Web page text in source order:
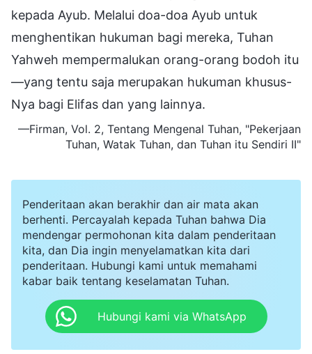
kepada Ayub. Melalui doa-doa Ayub untuk
menghentikan hukuman bagi mereka, Tuhan
Yahweh mempermalukan orang-orang bodoh itu
—yang tentu saja merupakan hukuman khusus-
Nya bagi Elifas dan yang lainnya.
—Firman, Vol. 2, Tentang Mengenal Tuhan, "Pekerjaan
Tuhan, Watak Tuhan, dan Tuhan itu Sendiri II"
Penderitaan akan berakhir dan air mata akan
berhenti. Percayalah kepada Tuhan bahwa Dia
mendengar permohonan kita dalam penderitaan
kita, dan Dia ingin menyelamatkan kita dari
penderitaan. Hubungi kami untuk memahami
kabar baik tentang keselamatan Tuhan.
Hubungi kami via WhatsApp